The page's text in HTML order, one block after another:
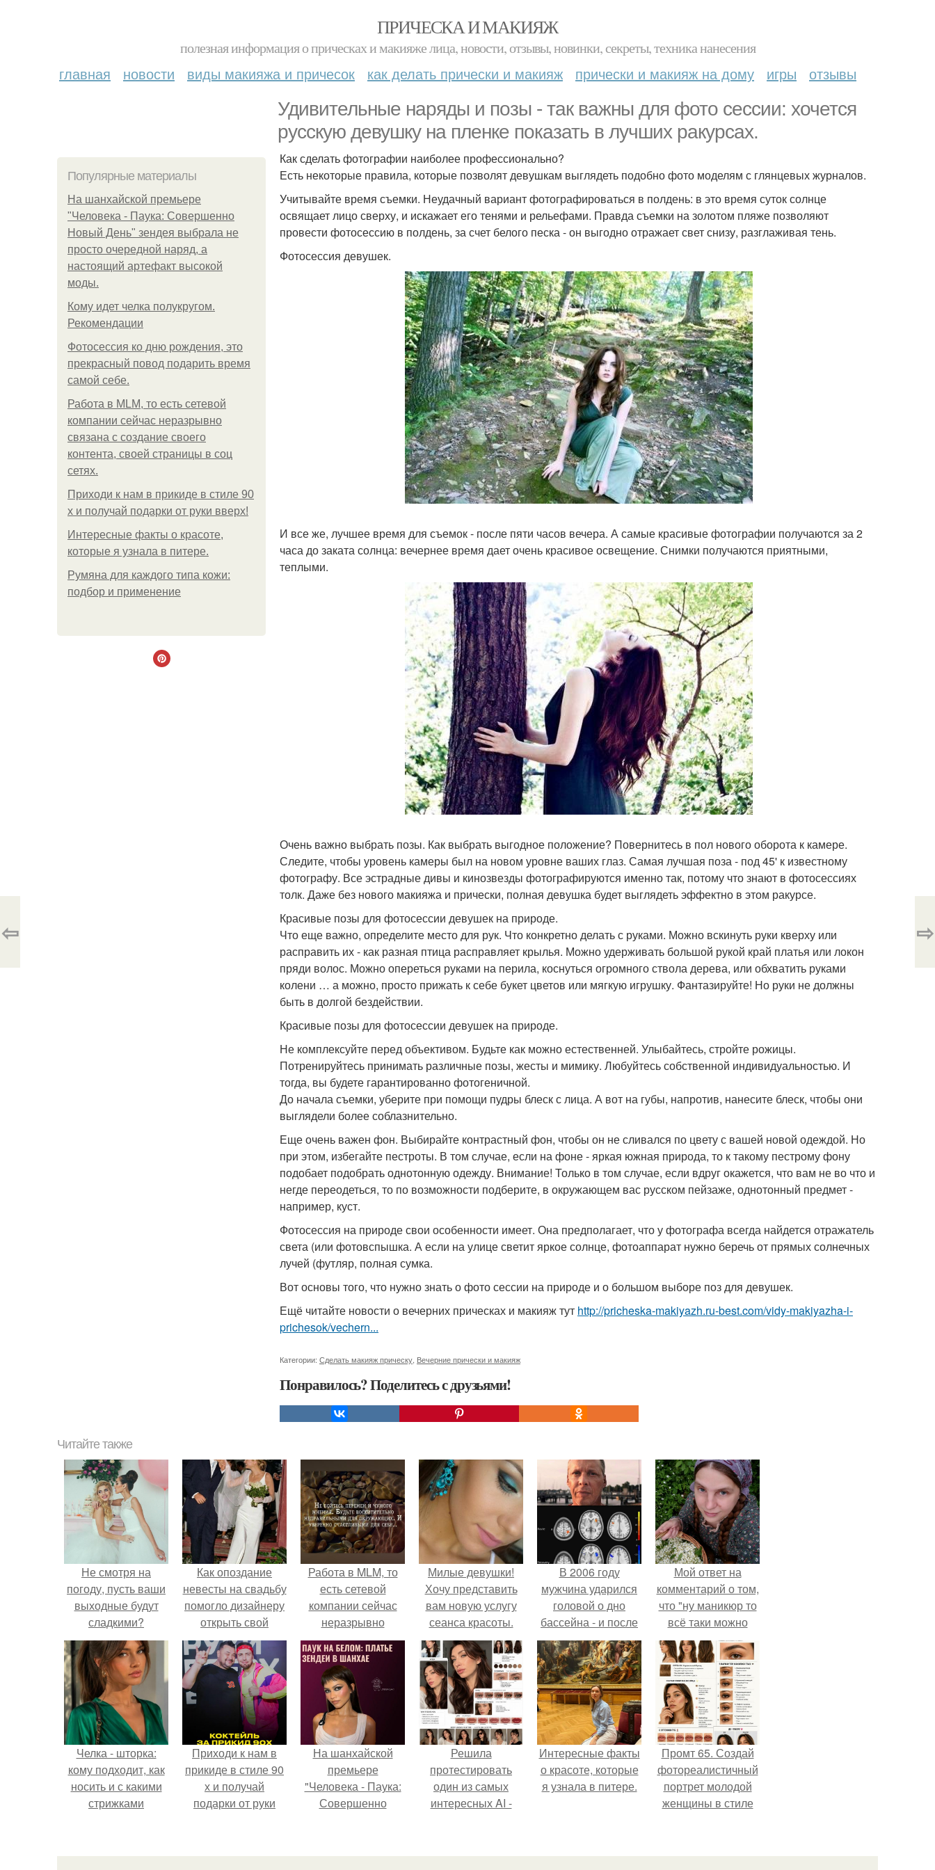
ПРИЧЕСКА И МАКИЯЖ
полезная информация о прическах и макияже лица, новости, отзывы, новинки, секреты, техника нанесения
главная новости виды макияжа и причесок как делать прически и макияж прически и макияж на дому игры отзывы
Удивительные наряды и позы - так важны для фото сессии: хочется
русскую девушку на пленке показать в лучших ракурсах.
Популярные материалы
На шанхайской премьере
"Человека - Паука: Совершенно
Новый День" зендея выбрала не
просто очередной наряд, а
настоящий артефакт высокой
моды.
Кому идет челка полукругом.
Рекомендации
Фотосессия ко дню рождения, это
прекрасный повод подарить время
самой себе.
Работа в MLM, то есть сетевой
компании сейчас неразрывно
связана с создание своего
контента, своей страницы в соц
сетях.
Приходи к нам в прикиде в стиле 90
х и получай подарки от руки вверх!
Интересные факты о красоте,
которые я узнала в питере.
Румяна для каждого типа кожи:
подбор и применение
Как сделать фотографии наиболее профессионально?
Есть некоторые правила, которые позволят девушкам выглядеть подобно фото моделям с глянцевых журналов.
Учитывайте время съемки. Неудачный вариант фотографироваться в полдень: в это время суток солнце
освящает лицо сверху, и искажает его тенями и рельефами. Правда съемки на золотом пляже позволяют
провести фотосессию в полдень, за счет белого песка - он выгодно отражает свет снизу, разглаживая тень.
Фотосессия девушек.
И все же, лучшее время для съемок - после пяти часов вечера. А самые красивые фотографии получаются за 2
часа до заката солнца: вечернее время дает очень красивое освещение. Снимки получаются приятными,
теплыми.
Очень важно выбрать позы. Как выбрать выгодное положение? Повернитесь в пол нового оборота к камере.
Следите, чтобы уровень камеры был на новом уровне ваших глаз. Самая лучшая поза - под 45' к известному
фотографу. Все эстрадные дивы и кинозвезды фотографируются именно так, потому что знают в фотосессиях
толк. Даже без нового макияжа и прически, полная девушка будет выглядеть эффектно в этом ракурсе.
Красивые позы для фотосессии девушек на природе.
Что еще важно, определите место для рук. Что конкретно делать с руками. Можно вскинуть руки кверху или
расправить их - как разная птица расправляет крылья. Можно удерживать большой рукой край платья или локон
пряди волос. Можно опереться руками на перила, коснуться огромного ствола дерева, или обхватить руками
колени … а можно, просто прижать к себе букет цветов или мягкую игрушку. Фантазируйте! Но руки не должны
быть в долгой бездействии.
Красивые позы для фотосессии девушек на природе.
Не комплексуйте перед объективом. Будьте как можно естественней. Улыбайтесь, стройте рожицы.
Потренируйтесь принимать различные позы, жесты и мимику. Любуйтесь собственной индивидуальностью. И
тогда, вы будете гарантированно фотогеничной.
До начала съемки, уберите при помощи пудры блеск с лица. А вот на губы, напротив, нанесите блеск, чтобы они
выглядели более соблазнительно.
Еще очень важен фон. Выбирайте контрастный фон, чтобы он не сливался по цвету с вашей новой одеждой. Но
при этом, избегайте пестроты. В том случае, если на фоне - яркая южная природа, то к такому пестрому фону
подобает подобрать однотонную одежду. Внимание! Только в том случае, если вдруг окажется, что вам не во что и
негде переодеться, то по возможности подберите, в окружающем вас русском пейзаже, однотонный предмет -
например, куст.
Фотосессия на природе свои особенности имеет. Она предполагает, что у фотографа всегда найдется отражатель
света (или фотовспышка. А если на улице светит яркое солнце, фотоаппарат нужно беречь от прямых солнечных
лучей (футляр, полная сумка.
Вот основы того, что нужно знать о фото сессии на природе и о большом выборе поз для девушек.
Ещё читайте новости о вечерних прическах и макияж тут http://pricheska-makiyazh.ru-best.com/vidy-makiyazha-i-
prichesok/vechern...
Категории: Сделать макияж прическу Вечерние прически и макияж
Понравилось? Поделитесь с друзьями!
⇦ ⇨
Читайте также
Не смотря на
погоду, пусть ваши
выходные будут
сладкими?
Как опоздание
невесты на свадьбу
помогло дизайнеру
открыть свой
бренд.
Работа в MLM, то
есть сетевой
компании сейчас
неразрывно
связана с создание
своего контента,
своей страницы в
соц сетях.
Милые девушки!
Хочу представить
вам новую услугу
сеанса красоты.
В 2006 году
мужчина ударился
головой о дно
бассейна - и после
этого его жизнь
изменилась самым
странным образом.
Мой ответ на
комментарий о том,
что "ну маникюр то
всё таки можно
было бы сделать.
Челка - шторка:
кому подходит, как
носить и с какими
стрижками
Приходи к нам в
прикиде в стиле 90
х и получай
подарки от руки
На шанхайской
премьере
"Человека - Паука:
Совершенно
просто очередной
Решила
протестировать
один из самых
интересных AI -
Интересные факты
о красоте, которые
я узнала в питере.
Промт 65. Создай
фотореалистичный
портрет молодой
женщины в стиле